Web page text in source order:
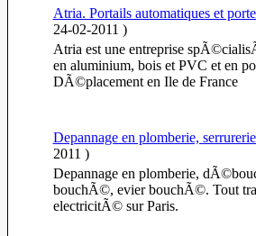
Atria. Portails automatiques et
24-02-2011 )
Atria est une entreprise
en aluminium, bois et PVC et en
DÃ©placement en Ile de France
Depannage en plomberie,
2011 )
Depannage en plomberie,
bouchÃ©, evier bouchÃ©. Tout
electricitÃ© sur Paris.